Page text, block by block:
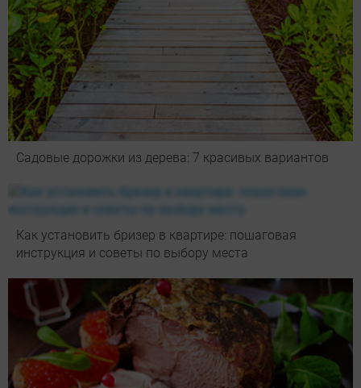
Садовые дорожки из дерева: 7 красивых вариантов
Как установить бризер в квартире: пошаговая
инструкция и советы по выбору места